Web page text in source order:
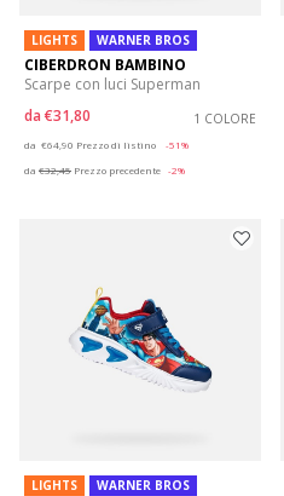
LIGHTS WARNER BROS
CIBERDRON BAMBINO
Scarpe con luci Superman
da €31,80 1 COLORE
da €64,90 Prezzo di listino
-51%
da €32,45 Prezzo precedente -2%
LIGHTS WARNER BROS